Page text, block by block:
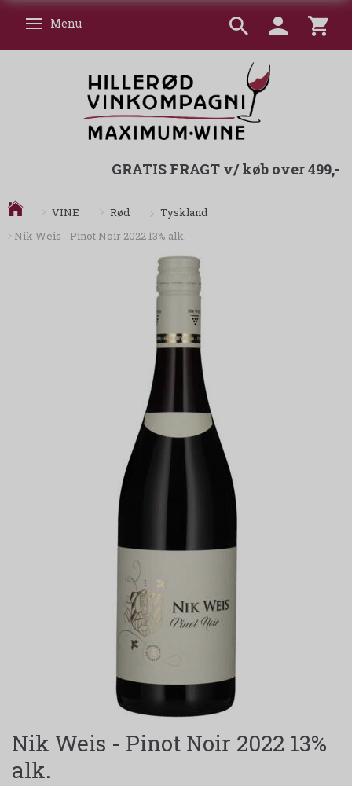
Skifte navigation
Menu
GRATIS FRAGT v/ køb over 499,-
VINE Rød
Tyskland
Nik Weis - Pinot Noir 2022 13% alk.
Nik Weis - Pinot Noir 2022 13%
alk.